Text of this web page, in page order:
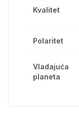
Kvalitet
Polaritet
Vladajuća
planeta